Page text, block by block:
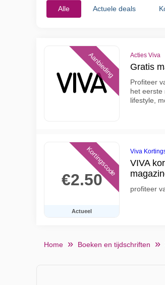
Alle Actuele deals
Aanbieding Acties Viva
Gratis
Profiteer
het eerste
lifestyle,
€2.50
Actueel
Kortingscode Viva
VIVA
profiteer
Home Boeken en tijdschriften